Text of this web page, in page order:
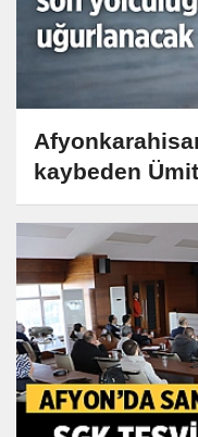
kaybeden
yolculuğuna